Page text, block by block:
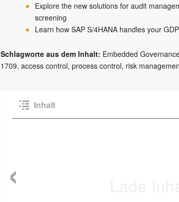
Explore the new solutions for audit
screening
Learn how SAP S/4HANA handles your
Schlagworte aus dem Inhalt: Embedded
1709 access control process control risk
Inhalt
‹